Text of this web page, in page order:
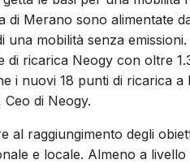
di Merano sono alimentate
mobilità senza emissioni.
di ricarica Neogy con oltre
i nuovi 18 punti di ricarica a
Ceo di Neogy.
al raggiungimento degli
e locale. Almeno a livello